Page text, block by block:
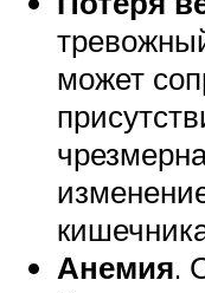
может
Анемия.